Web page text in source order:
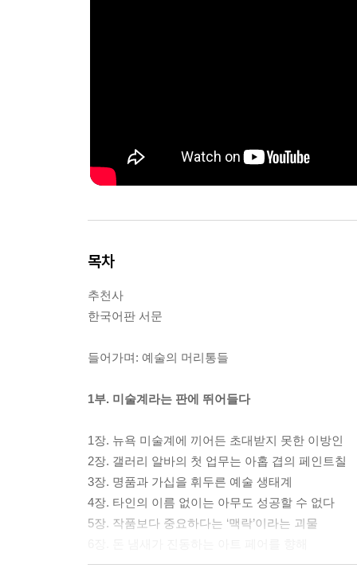
목차
추천사
한국어판 서문
들어가며: 예술의 머리통들
1부. 미술계라는 판에 뛰어들다
1장. 뉴욕 미술계에 끼어든 초대받지 못한 이방인
2장. 갤러리 알바의 첫 업무는 아홉 겹의 페인트칠
3장. 명품과 가십을 휘두른 예술 생태계
4장. 타인의 이름 없이는 아무도 성공할 수 없다
5장. 작품보다 중요하다는 ‘맥락’이라는 괴물